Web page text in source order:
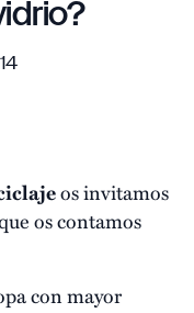
os invitamos
os contamos
con mayor